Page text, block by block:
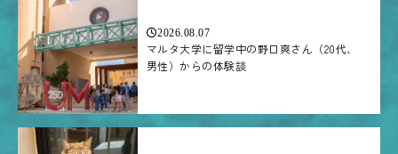
2026.08.07
マルタ大学に留学中の野口爽さん（20代、
男性）からの体験談